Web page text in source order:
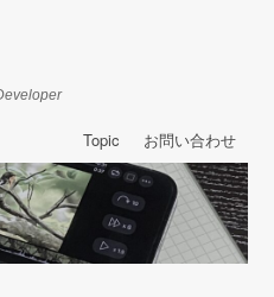
お問い合わせ
Topic